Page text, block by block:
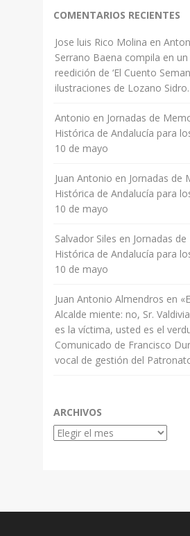
COMENTARIOS RECIENTES
Jose luis Rico Molina en
Serrano Baena compila en
reedición de ‘El Cuento
ilustraciones de Lozano Sidro.
Antonio en Jornadas de
Histórica de Andalucía para
10 de mayo
Juan Antonio en Jornadas de
Histórica de Andalucía para
10 de mayo
Salvador Siles en Jornadas
Histórica de Andalucía para
10 de mayo
Juan Antonio Almendros en
Alcalde miente: no, Sr.
es la víctima, usted es el
Comunicado de Francisco
vocal de gestión del
ARCHIVOS
Archivos